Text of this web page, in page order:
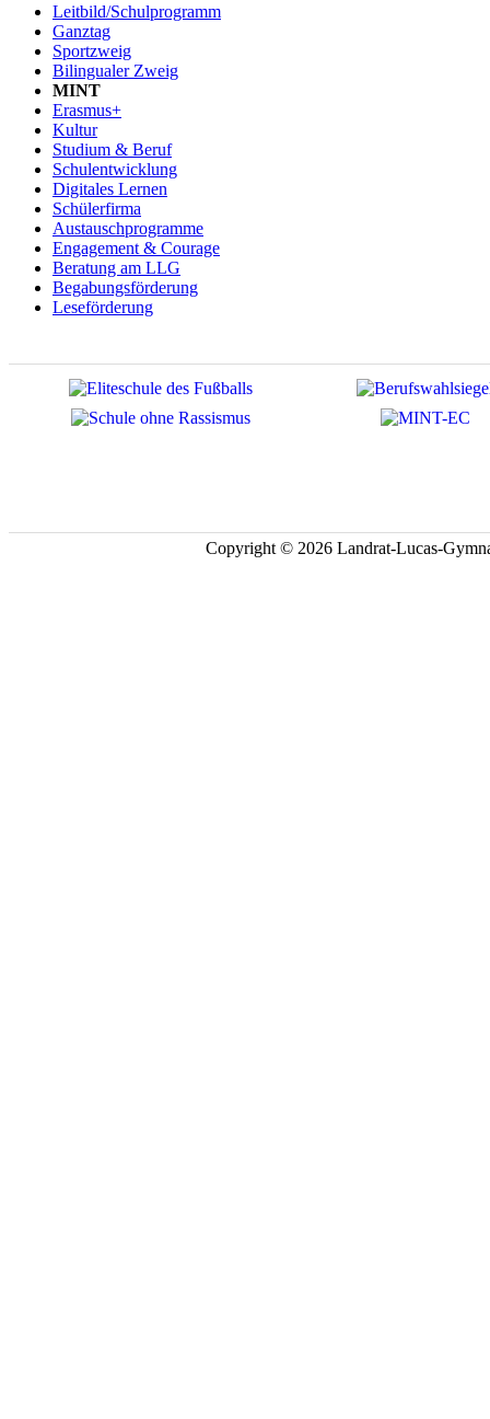
Leitbild/Schulprogramm
Ganztag
Sportzweig
Bilingualer Zweig
MINT
Erasmus+
Kultur
Studium & Beruf
Schulentwicklung
Digitales Lernen
Schülerfirma
Austauschprogramme
Engagement & Courage
Beratung am LLG
Begabungsförderung
Leseförderung
Copyright © 2026 Landrat-Lucas-